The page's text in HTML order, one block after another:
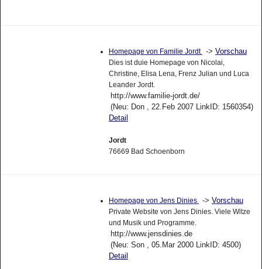
Homepage von Familie Jordt -> Vorschau
Dies ist duie Homepage von Nicolai,
Christine, Elisa Lena, Frenz Julian und Luca
Leander Jordt.
http://www.familie-jordt.de/
(Neu: Don , 22.Feb 2007 LinkID: 1560354)
Detail
Jordt
76669 Bad Schoenborn
Homepage von Jens Dinies -> Vorschau
Private Website von Jens Dinies. Viele Witze
und Musik und Programme.
http://www.jensdinies.de
(Neu: Son , 05.Mar 2000 LinkID: 4500)
Detail